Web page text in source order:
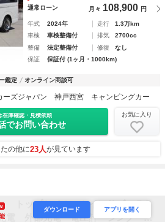
通常ローン 月々 108,900 円
年式 2024年 走行
1.3万km
車検
車検整備付 排気
2700cc
整備
法定整備付 修復
なし
保証
保証付 (1ヶ月・1000km)
鑑定 オンライン商談可
ーズジャパン 神戸西宮 キャンピングカー
在庫確認・見積依頼
でお問い合わせ
お気に入り
の他に23人が見ています
トップセイル ツインサブ ＦＦ
充電 外部充電 電圧計 シンク Ｔ
ダウンロード アプリを開く